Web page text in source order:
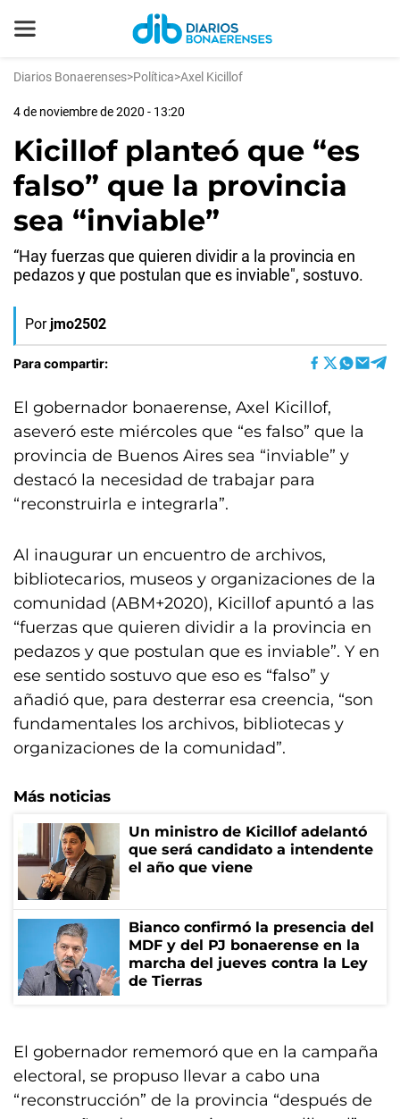
Diarios Bonaerenses>Política>Axel Kicillof
4 de noviembre de 2020 - 13:20
Kicillof planteó que “es
falso” que la provincia
sea “inviable”
“Hay fuerzas que quieren dividir a la provincia en
pedazos y que postulan que es inviable", sostuvo.
Por jmo2502
Para compartir:
El gobernador bonaerense, Axel Kicillof,
aseveró este miércoles que “es falso” que la
provincia de Buenos Aires sea “inviable” y
destacó la necesidad de trabajar para
“reconstruirla e integrarla”.
Al inaugurar un encuentro de archivos,
bibliotecarios, museos y organizaciones de la
comunidad (ABM+2020), Kicillof apuntó a las
“fuerzas que quieren dividir a la provincia en
pedazos y que postulan que es inviable”. Y en
ese sentido sostuvo que eso es “falso” y
añadió que, para desterrar esa creencia, “son
fundamentales los archivos, bibliotecas y
organizaciones de la comunidad”.
Más noticias
Un ministro de Kicillof adelantó
que será candidato a intendente
el año que viene
Bianco confirmó la presencia del
MDF y del PJ bonaerense en la
marcha del jueves contra la Ley
de Tierras
El gobernador rememoró que en la campaña
electoral, se propuso llevar a cabo una
“reconstrucción” de la provincia “después de